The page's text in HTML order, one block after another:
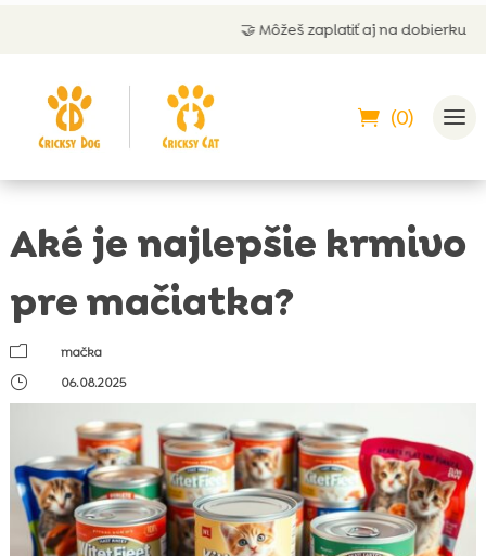
🤝 Môžeš zaplatiť aj na dobierku
(0)
Aké je najlepšie krmivo
pre mačiatka?
m
mačka
}
06.08.2025